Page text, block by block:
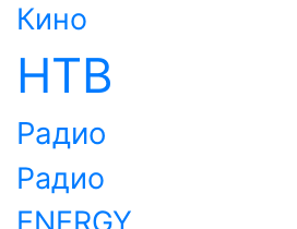
Кино
НТВ
Радио
Радио
ENERGY